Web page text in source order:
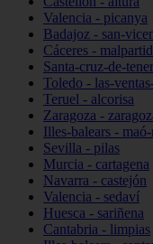
Valencia - picanya
Badajoz - san-
Cáceres -
Santa-cruz-de-
Toledo - las-
Teruel - alcorisa
Zaragoza -
Illes-balears -
Sevilla - pilas
Murcia - cartagena
Navarra - castejón
Valencia - sedaví
Huesca - sariñena
Cantabria - limpias